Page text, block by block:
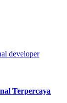
Terpercaya